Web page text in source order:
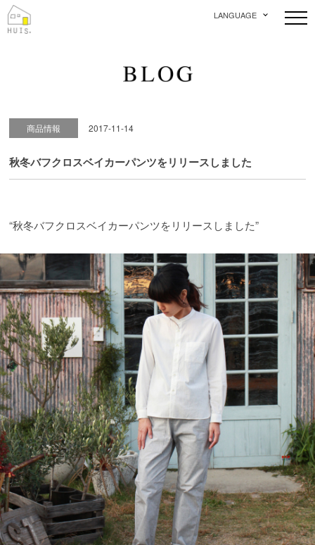
LANGUAGE
商品情報 2017-11-14
秋冬バフクロスベイカーパンツをリリースしました
“秋冬バフクロスベイカーパンツをリリースしました”